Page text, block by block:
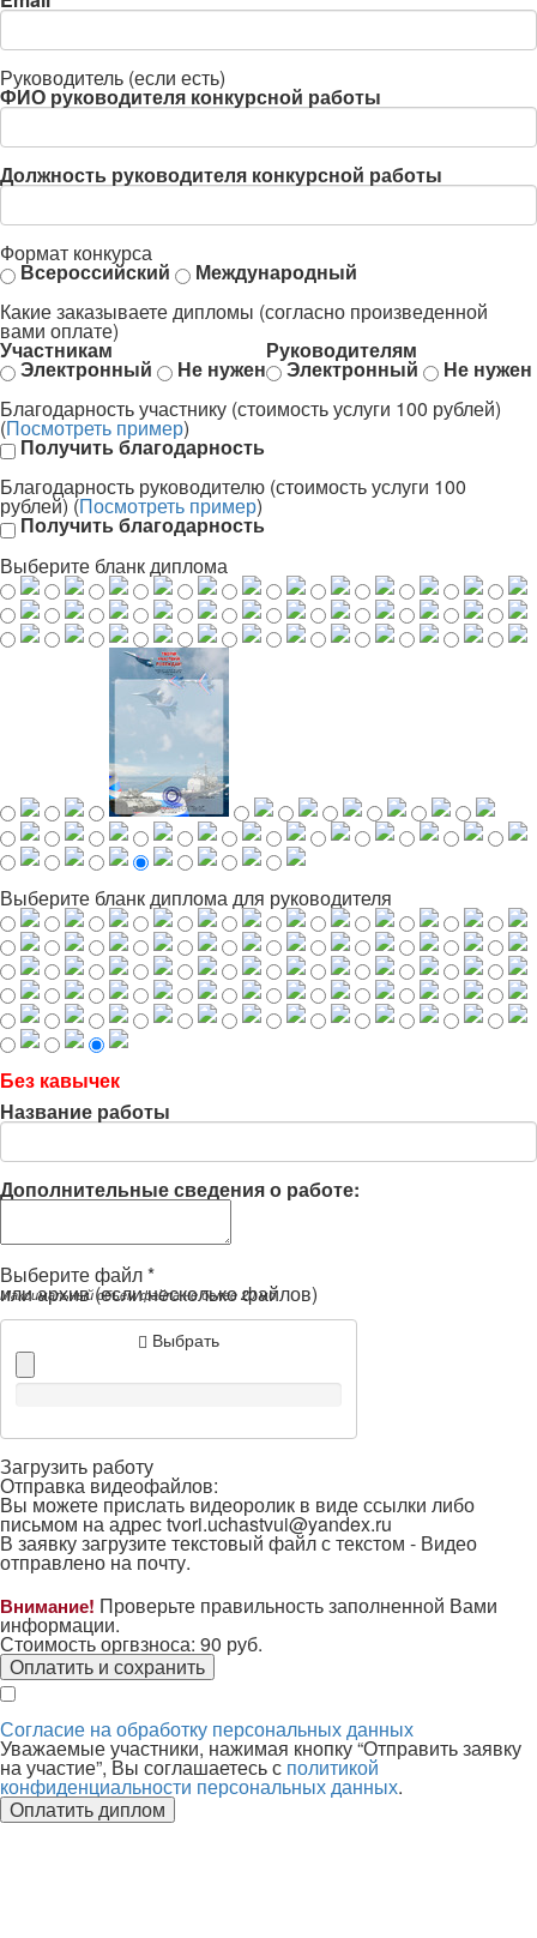
Руководитель (если есть)
ФИО руководителя конкурсной работы
Должность руководителя конкурсной работы
Формат конкурса
Всероссийский
Международный
Какие заказываете дипломы (согласно произведенной
вами оплате)
Участникам Руководителям
Электронный Не нужен Электронный
Не нужен
Благодарность участнику (стоимость услуги 100 рублей)
(Посмотреть пример)
Получить благодарность
Благодарность руководителю (стоимость услуги 100
рублей) (Посмотреть пример)
Получить благодарность
Выберите бланк диплома
Выберите бланк диплома для руководителя
Без кавычек
Название работы
Дополнительные сведения о работе:
Выберите файл *
или архив (если несколько файлов)
Максимальный объем файла не более 20 мб
Выбрать
Загрузить работу
Отправка видеофайлов:
Вы можете прислать видеоролик в виде ссылки либо
письмом на адресtvori.uchastvui@yandex.ru
В заявку загрузите текстовый файл с текстом - Видео
отправлено на почту.
Внимание! Проверьте правильность заполненной Вами
информации.
Стоимость оргвзноса: 90 руб.
Оплатить и сохранить
Согласие на обработку персональных данных
Уважаемые участники, нажимая кнопку “Отправить заявку
на участие”, Вы соглашаетесь с политикой
конфиденциальности персональных данных.